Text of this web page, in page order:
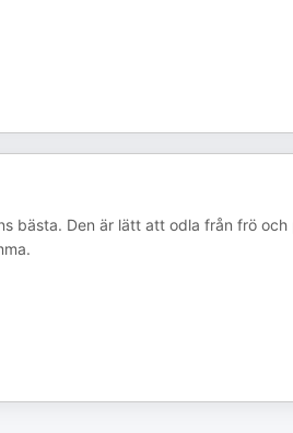
bästa. Den är lätt att odla från frö